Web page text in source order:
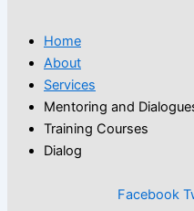
Home
About
Services
Mentoring and
Training Courses
Dialog
Facebook